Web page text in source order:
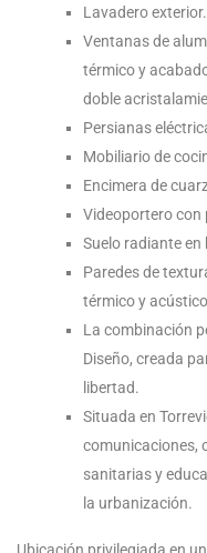
Lavadero exterior.
Ventanas de
térmico y
doble
Persianas
Mobiliario de
Encimera de
Videoportero con
Suelo radiante en
Paredes de
térmico y
La combinación
Diseño, creada
libertad.
Situada en
comunicaciones,
sanitarias y
la urbanización.